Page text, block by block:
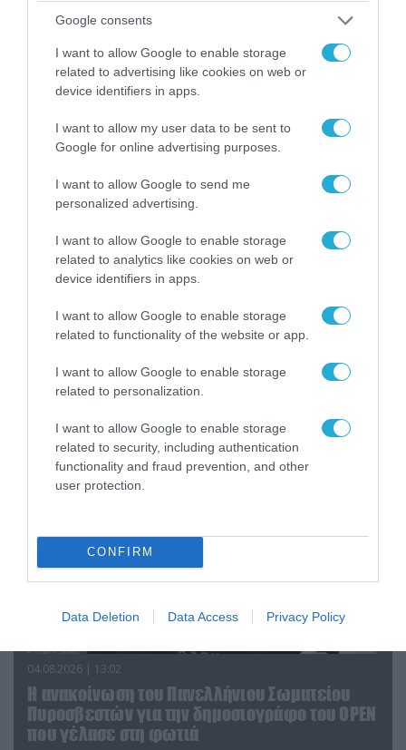
Google consents
I want to allow Google to enable storage
related to advertising like cookies on web or
device identifiers in apps.
I want to allow my user data to be sent to
Google for online advertising purposes.
I want to allow Google to send me
personalized advertising.
I want to allow Google to enable storage
related to analytics like cookies on web or
device identifiers in apps.
I want to allow Google to enable storage
related to functionality of the website or app.
I want to allow Google to enable storage
related to personalization.
I want to allow Google to enable storage
related to security, including authentication
functionality and fraud prevention, and other
user protection.
CONFIRM
Data Deletion Data Access Privacy Policy
«Οι εντελώς αθώοι»: Η ανάρτηση του Αρκά για
τα ζώα που χάθηκαν στις πυρκαγιές της
04.08.2026 | 15:02
Αυτή την ώρα το τελευταίο «αντίο» στον πρώην
04.08.2026 | 13:02
Η ανακοίνωση του Πανελλήνιου Σωματείου
Πυροσβεστών για την δημοσιογράφο του OPEN
που γέλασε στη φωτιά